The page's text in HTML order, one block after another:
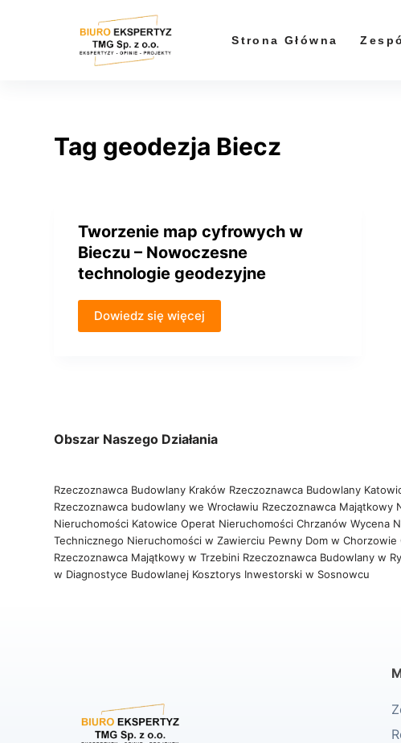
Strona Główna
Tag geodezja Biecz
Tworzenie map cyfrowych w
Bieczu – Nowoczesne
technologie geodezyjne
Dowiedz się więcej
Obszar Naszego Działania
Rzeczoznawca Budowlany Kraków Rzeczoznawca Budowlany
Rzeczoznawca budowlany we Wrocławiu Rzeczoznawca Majątkowy
Nieruchomości Katowice Operat Nieruchomości Chrzanów Wycena
Technicznego Nieruchomości w Zawierciu Pewny Dom w Chorzowie
Rzeczoznawca Majątkowy w Trzebini Rzeczoznawca Budowlany w
w Diagnostyce Budowlanej Kosztorys Inwestorski w Sosnowcu